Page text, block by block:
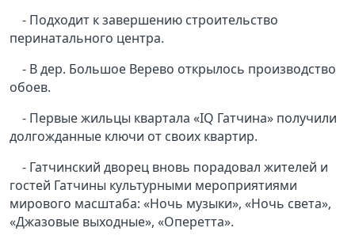
- Подходит к завершению строительство
перинатального центра.
- В дер. Большое Верево открылось производство
обоев.
- Первые жильцы квартала «IQ Гатчина» получили
долгожданные ключи от своих квартир.
- Гатчинский дворец вновь порадовал жителей и
гостей Гатчины культурными мероприятиями
мирового масштаба: «Ночь музыки», «Ночь света»,
«Джазовые выходные», «Оперетта».